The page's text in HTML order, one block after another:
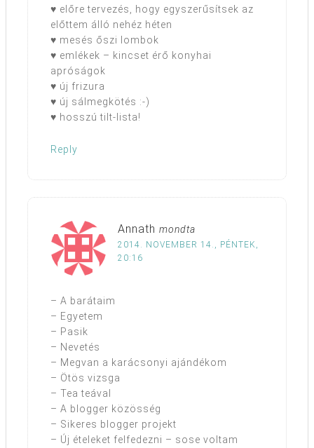
♥ előre tervezés, hogy egyszerűsítsek az
előttem álló nehéz héten
♥ mesés őszi lombok
♥ emlékek – kincset érő konyhai
apróságok
♥ új frizura
♥ új sálmegkötés :-)
♥ hosszú tilt-lista!
Reply
Annath mondta
2014. NOVEMBER 14., PÉNTEK,
20:16
– A barátaim
– Egyetem
– Pasik
– Nevetés
– Megvan a karácsonyi ajándékom
– Ötös vizsga
– Tea teával
– A blogger közösség
– Sikeres blogger projekt
– Új ételeket felfedezni – sose voltam